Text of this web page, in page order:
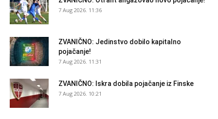
7 Aug 2026. 11:36
ZVANIČNO: Jedinstvo dobilo kapitalno
pojačanje!
7 Aug 2026. 11:31
ZVANIČNO: Iskra dobila pojačanje iz Finske
7 Aug 2026. 10:21